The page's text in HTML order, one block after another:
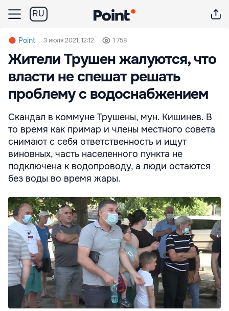
RU
Point 3 июля 2021, 12:12 1 758
Жители Трушен жалуются, что
власти не спешат решать
проблему с водоснабжением
Скандал в коммуне Трушены, мун. Кишинев. В
то время как примар и члены местного совета
снимают с себя ответственность и ищут
виновных, часть населенного пункта не
подключена к водопроводу, а люди остаются
без воды во время жары.